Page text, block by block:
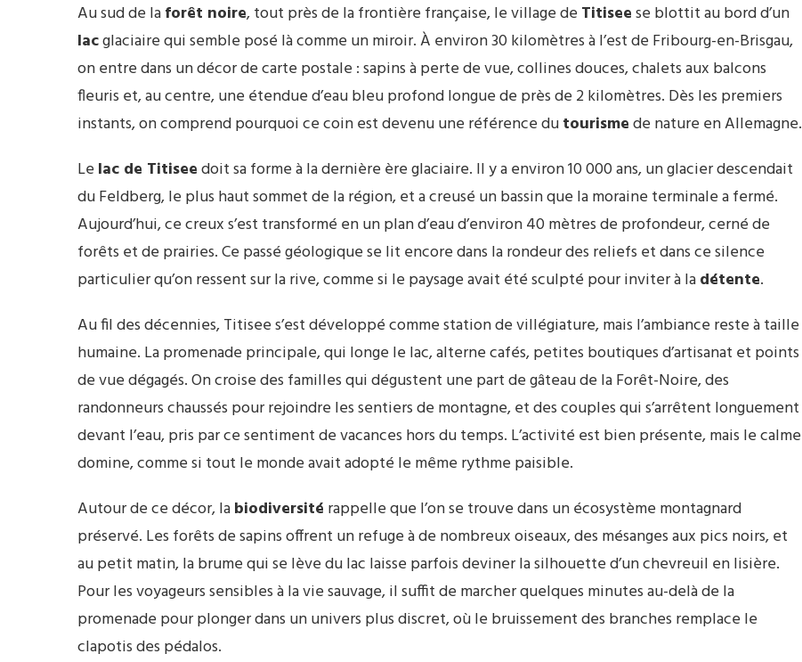
Au sud de laforêt noire, tout près de la frontière française, le village de Titiseese blottit au bord d’un
lacglaciaire qui semble posé là comme un miroir. À environ 30 kilomètres à l’est de Fribourg-en-Brisgau,
on entre dans un décor de carte postale : sapins à perte de vue, collines douces, chalets aux balcons
fleuris et, au centre, une étendue d’eau bleu profond longue de près de 2 kilomètres. Dès les premiers
instants, on comprend pourquoi ce coin est devenu une référence dutourismede nature en Allemagne.
Le lac de Titiseedoit sa forme à la dernière ère glaciaire. Il y a environ 10 000 ans, un glacier descendait
du Feldberg, le plus haut sommet de la région, et a creusé un bassin que la moraine terminale a fermé.
Aujourd’hui, ce creux s’est transformé en un plan d’eau d’environ 40 mètres de profondeur, cerné de
forêts et de prairies. Ce passé géologique se lit encore dans la rondeur des reliefs et dans ce silence
particulier qu’on ressent sur la rive, comme si le paysage avait été sculpté pour inviter à ladétente.
Au fil des décennies, Titisee s’est développé comme station de villégiature, mais l’ambiance reste à taille
humaine. La promenade principale, qui longe le lac, alterne cafés, petites boutiques d’artisanat et points
de vue dégagés. On croise des familles qui dégustent une part de gâteau de la Forêt-Noire, des
randonneurs chaussés pour rejoindre les sentiers de montagne, et des couples qui s’arrêtent longuement
devant l’eau, pris par ce sentiment de vacances hors du temps. L’activité est bien présente, mais le calme
domine, comme si tout le monde avait adopté le même rythme paisible.
Autour de ce décor, labiodiversité rappelle que l’on se trouve dans un écosystème montagnard
préservé. Les forêts de sapins offrent un refuge à de nombreux oiseaux, des mésanges aux pics noirs, et
au petit matin, la brume qui se lève du lac laisse parfois deviner la silhouette d’un chevreuil en lisière.
Pour les voyageurs sensibles à la vie sauvage, il suffit de marcher quelques minutes au-delà de la
promenade pour plonger dans un univers plus discret, où le bruissement des branches remplace le
clapotis des pédalos.